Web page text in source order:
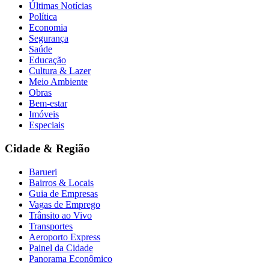
Últimas Notícias
Política
Economia
Segurança
Saúde
Educação
Cultura & Lazer
Meio Ambiente
Obras
Bem-estar
Imóveis
Especiais
Cidade & Região
Barueri
Bairros & Locais
Guia de Empresas
Vagas de Emprego
Trânsito ao Vivo
Transportes
Aeroporto Express
Painel da Cidade
Panorama Econômico